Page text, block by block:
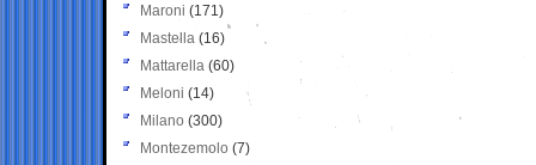
Maroni (171)
Mastella (16)
Mattarella (60)
Meloni (14)
Milano (300)
Montezemolo (7)